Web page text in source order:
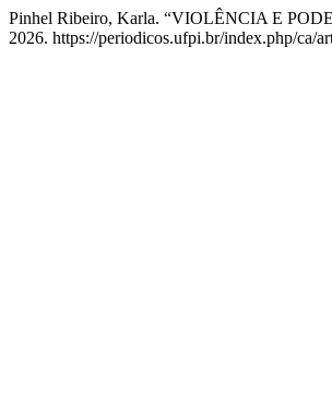
Pinhel Ribeiro, Karla. “VIOLÊNCIA E
2026. https://periodicos.ufpi.br/index.php/ca/